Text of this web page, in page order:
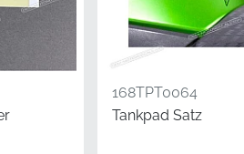
Speziell konturiert, um den
Linien der
nahtlose Integration zu
168TPT0064
Tankpad Satz